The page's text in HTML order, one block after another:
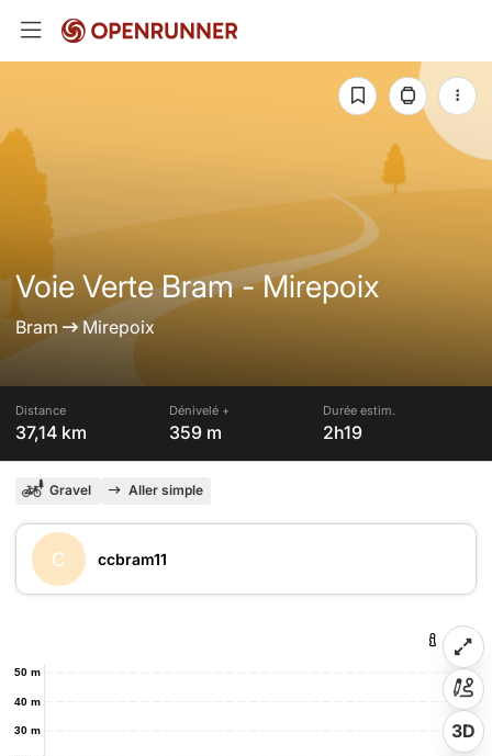
Voie Verte Bram - Mirepoix
Bram Mirepoix
Distance
37,14 km
Dénivelé +
359 m
Durée estim.
2h19
Gravel Aller simple
C ccbram11
30 m
40 m
50 m
3D